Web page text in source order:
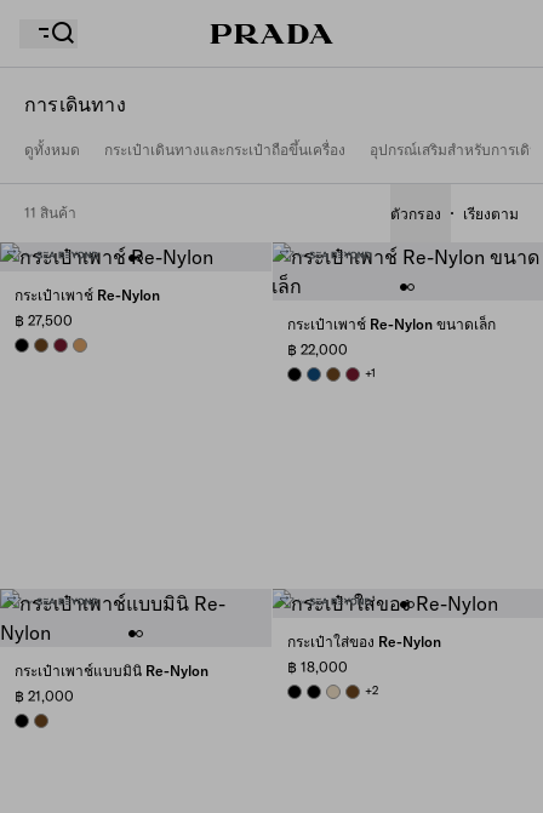
ถุงช้อปปิ้งของคุณว่างเปล่า
รายการสิ่งที่อยากได้ของคุณว่างเปล่า สำรวจคอลเล็กชั่น
ต่างๆ บันทึกสินค้าโปรดของคุณ และเก็บรวบรวมไว้ที่นี่
การเดินทาง
ดูทั้งหมด กระเป๋าเดินทางและกระเป๋าถือขึ้นเครื่อง อุปกรณ์เสริมสำหรับการเดิน
11 สินค้า ตัวกรอง เรียงตาม
กระเป๋าเพาช์ Re-Nylon
฿ 27,500
BLACKBRANDY
BURGUNDY
CAMEL BROWN
กระเป๋าเพาช์ Re-Nylon ขนาดเล็ก
฿ 22,000
BLACKBALTIC BLUE
BRANDY
BURGUNDY
+1
กระเป๋าเพาช์แบบมินิ Re-Nylon
฿ 21,000
BLACKBRANDY
กระเป๋าใส่ของ Re-Nylon
฿ 18,000
BLACKBLACKDESERT BEIGE
BRANDY
+2